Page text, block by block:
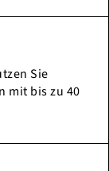
Sie
mit bis zu 40